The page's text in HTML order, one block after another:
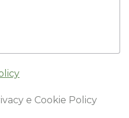
e Cookie Policy